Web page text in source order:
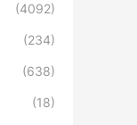
(4092)
(234)
(638)
(18)